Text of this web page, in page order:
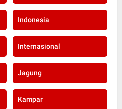
Indonesia
Internasional
Jagung
Kampar